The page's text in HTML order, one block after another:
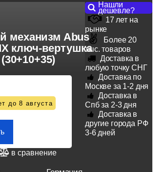
механизм Abus
ключ-вертушка
до 8 августа
в сравнение
Нашли
дешевле?
17 лет на
рынке
Более 20
тыс. товаров
Доставка в
любую точку СНГ
Доставка по
Москве за 1-2 дня
Доставка в
Спб за 2-3 дня
Доставка в
другие города РФ
3-6 дней